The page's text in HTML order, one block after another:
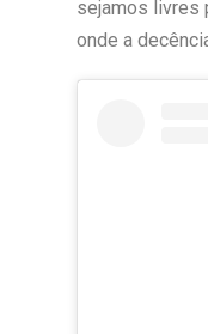
sejamos livres
onde a